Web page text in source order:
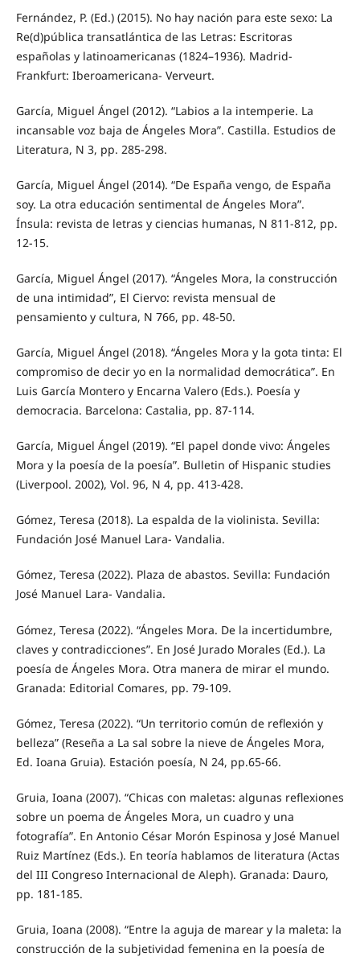
Fernández, P. (Ed.) (2015). No hay nación para este sexo: La
Re(d)pública transatlántica de las Letras: Escritoras
españolas y latinoamericanas (1824–1936). Madrid-
Frankfurt: Iberoamericana- Verveurt.
García, Miguel Ángel (2012). “Labios a la intemperie. La
incansable voz baja de Ángeles Mora”. Castilla. Estudios de
Literatura, N 3, pp. 285-298.
García, Miguel Ángel (2014). “De España vengo, de España
soy. La otra educación sentimental de Ángeles Mora”.
Ínsula: revista de letras y ciencias humanas, N 811-812, pp.
12-15.
García, Miguel Ángel (2017). “Ángeles Mora, la construcción
de una intimidad”, El Ciervo: revista mensual de
pensamiento y cultura, N 766, pp. 48-50.
García, Miguel Ángel (2018). “Ángeles Mora y la gota tinta: El
compromiso de decir yo en la normalidad democrática”. En
Luis García Montero y Encarna Valero (Eds.). Poesía y
democracia. Barcelona: Castalia, pp. 87-114.
García, Miguel Ángel (2019). “El papel donde vivo: Ángeles
Mora y la poesía de la poesía”. Bulletin of Hispanic studies
(Liverpool. 2002), Vol. 96, N 4, pp. 413-428.
Gómez, Teresa (2018). La espalda de la violinista. Sevilla:
Fundación José Manuel Lara- Vandalia.
Gómez, Teresa (2022). Plaza de abastos. Sevilla: Fundación
José Manuel Lara- Vandalia.
Gómez, Teresa (2022). “Ángeles Mora. De la incertidumbre,
claves y contradicciones”. En José Jurado Morales (Ed.). La
poesía de Ángeles Mora. Otra manera de mirar el mundo.
Granada: Editorial Comares, pp. 79-109.
Gómez, Teresa (2022). “Un territorio común de reflexión y
belleza” (Reseña a La sal sobre la nieve de Ángeles Mora,
Ed. Ioana Gruia). Estación poesía, N 24, pp.65-66.
Gruia, Ioana (2007). “Chicas con maletas: algunas reflexiones
sobre un poema de Ángeles Mora, un cuadro y una
fotografía”. En Antonio César Morón Espinosa y José Manuel
Ruiz Martínez (Eds.). En teoría hablamos de literatura (Actas
del III Congreso Internacional de Aleph). Granada: Dauro,
pp. 181-185.
Gruia, Ioana (2008). “Entre la aguja de marear y la maleta: la
construcción de la subjetividad femenina en la poesía de